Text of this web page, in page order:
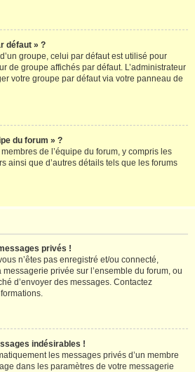
défaut » ?
groupe, celui par défaut est utilisé pour
de groupe affichés par défaut. L’administrateur
votre groupe par défaut via votre panneau de
du forum » ?
de l’équipe du forum, y compris les
ainsi que d’autres détails tels que les forums
privés !
n’êtes pas enregistré et/ou connecté,
messagerie privée sur l’ensemble du forum, ou
d’envoyer des messages. Contactez
indésirables !
les messages privés d’un membre
dans les paramètres de votre messagerie